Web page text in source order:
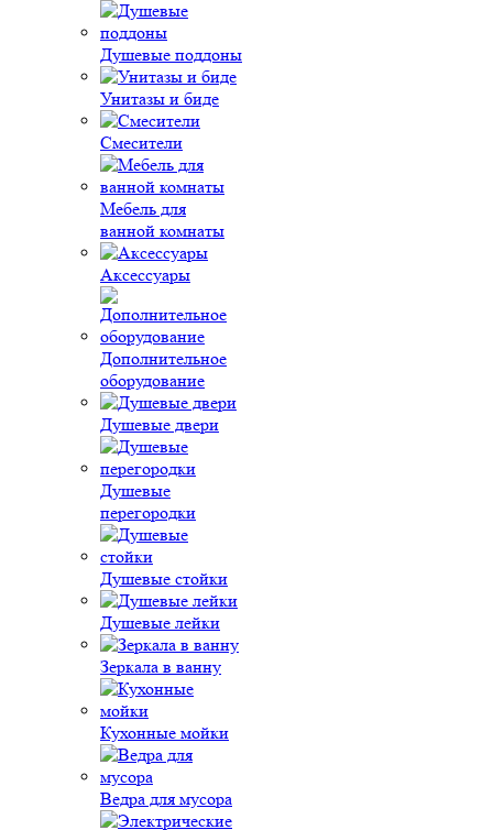
Душевые поддоны
Унитазы и биде
Смесители
Мебель для
ванной комнаты
Аксессуары
Дополнительное
оборудование
Душевые двери
Душевые
перегородки
Душевые стойки
Душевые лейки
Зеркала в ванну
Кухонные мойки
Ведра для мусора